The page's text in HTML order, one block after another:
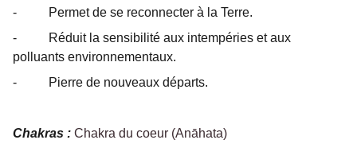
- Permet de se reconnecter à la Terre.
- Réduit la sensibilité aux intempéries et aux
polluants environnementaux.
- Pierre de nouveaux départs.
Chakras : Chakra du coeur (Anāhata)